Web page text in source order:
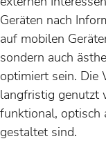
Geräten nach
auf mobilen
sondern auch
optimiert sein. Die
langfristig genutzt
funktional, optisch
gestaltet sind.